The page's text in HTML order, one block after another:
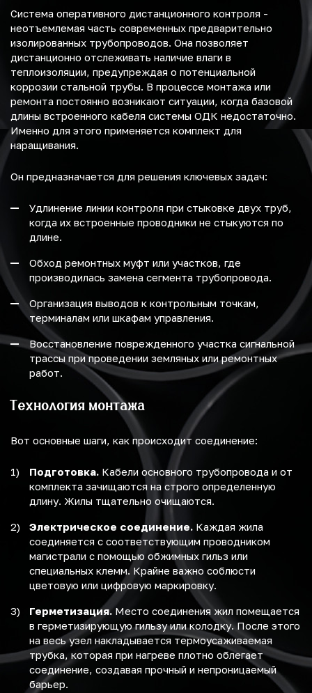
Система оперативного дистанционного контроля -
неотъемлемая часть современных предварительно
изолированных трубопроводов. Она позволяет
дистанционно отслеживать наличие влаги в
теплоизоляции, предупреждая о потенциальной
коррозии стальной трубы. В процессе монтажа или
ремонта постоянно возникают ситуации, когда базовой
длины встроенного кабеля системы ОДК недостаточно.
Именно для этого применяется комплект для
наращивания.
Он предназначается для решения ключевых задач:
Удлинение линии контроля при стыковке двух труб,
когда их встроенные проводники не стыкуются по
длине.
Обход ремонтных муфт или участков, где
производилась замена сегмента трубопровода.
Организация выводов к контрольным точкам,
терминалам или шкафам управления.
Восстановление поврежденного участка сигнальной
трассы при проведении земляных или ремонтных
работ.
Технология монтажа
Вот основные шаги, как происходит соединение:
Подготовка. Кабели основного трубопровода и от
комплекта зачищаются на строго определенную
длину. Жилы тщательно очищаются.
Электрическое соединение. Каждая жила
соединяется с соответствующим проводником
магистрали с помощью обжимных гильз или
специальных клемм. Крайне важно соблюсти
цветовую или цифровую маркировку.
Герметизация.Место соединения жил помещается
в герметизирующую гильзу или колодку. После этого
на весь узел накладывается термоусаживаемая
трубка, которая при нагреве плотно облегает
соединение, создавая прочный и непроницаемый
барьер.